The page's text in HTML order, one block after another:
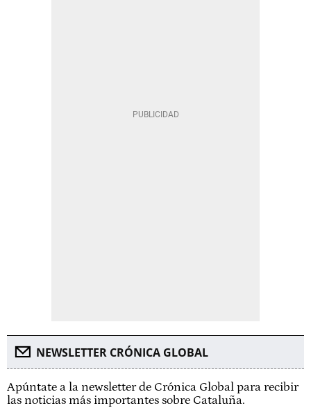
NEWSLETTER CRÓNICA GLOBAL
Apúntate a la newsletter de Crónica Global para recibir
las noticias más importantes sobre Cataluña.